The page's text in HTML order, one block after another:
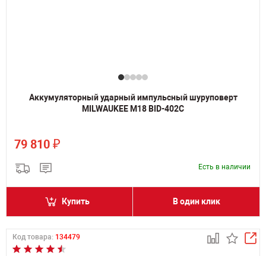
Аккумуляторный ударный импульсный шуруповерт
MILWAUKEE M18 BID-402C
79 810 ₽
Есть в наличии
Купить В один клик
Код товара: 134479